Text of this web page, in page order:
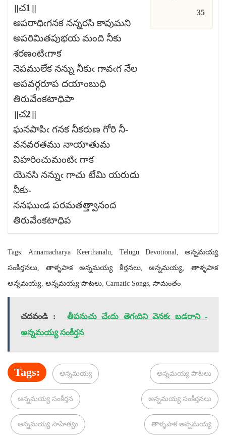
॥చ1॥
అపరాధిఁగనక నన్నరసి కావుమని
అపరిమితపుభయ మంది నీకు
శరణంటిఁగాక
నెపములేక నన్ను నీకుఁ గావఁగ నేల
అపవర్గరూప దయాంబుధి
తిరువేంకటాధిపా
॥చ2॥
ఘనపాపిఁ గనక నీకరుణ గోరి నీ-
వనవరతము నాయాతుమ
విహరించుమంటిఁ గాక
యెనసి నన్నుఁ గాచు టేమి యరుదు
నీకు-
ననఘుఁడ పరమతత్త్వానంద
తిరువేంకటాధిప
35
Tags: Annamacharya Keerthanalu, Telugu Devotional, అన్నమయ్య
సంకీర్తనలు, తాళ్ళపాక అన్నమయ్య కీర్తనలు, అన్నమయ్య, తాళ్ళపాక
అన్నమయ్య, అన్నమయ్య పాటలు, Carnatic Songs, సామంతం
చదవండి :
తీపనుచు చేఁదు తెగఁదిని వెనకఁ బడరాని -
అన్నమయ్య సంకీర్తన
Tags: అన్నమయ్య అన్నమయ్య పాటలు
అన్నమయ్య సంకీర్తన అన్నమయ్య సంకీర్తనలు
అన్నమయ్య సాహిత్యం తాళ్ళపాక అన్నమయ్య